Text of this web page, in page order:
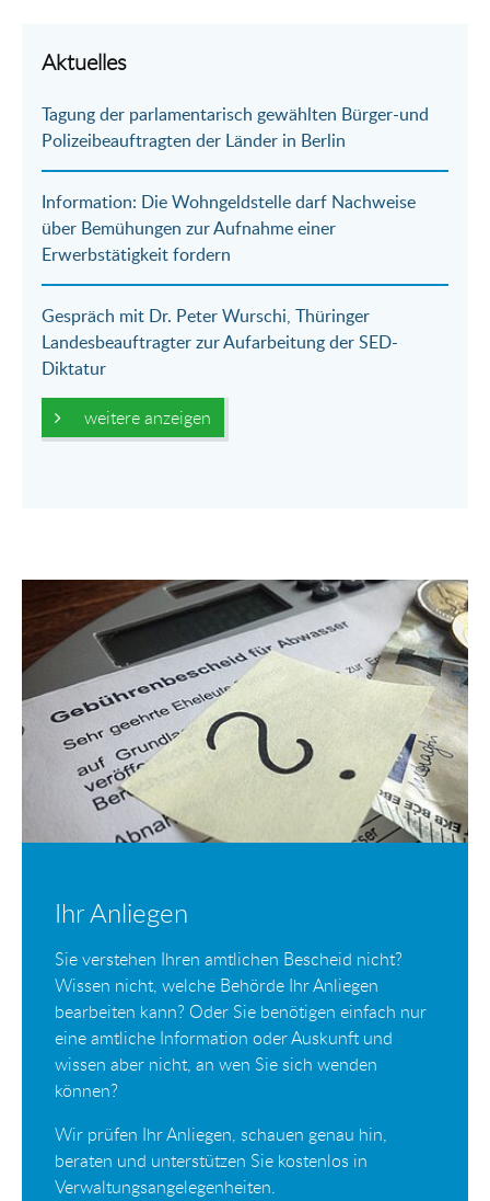
per
Mail
auf
Aktuelles
Tagung der parlamentarisch gewählten Bürger-und
Polizeibeauftragten der Länder in Berlin
Information: Die Wohngeldstelle darf Nachweise
über Bemühungen zur Aufnahme einer
Erwerbstätigkeit fordern
Gespräch mit Dr. Peter Wurschi, Thüringer
Landesbeauftragter zur Aufarbeitung der SED-
Diktatur
weitere anzeigen
Ihr Anliegen
Sie verstehen Ihren amtlichen Bescheid nicht?
Wissen nicht, welche Behörde Ihr Anliegen
bearbeiten kann? Oder Sie benötigen einfach nur
eine amtliche Information oder Auskunft und
wissen aber nicht, an wen Sie sich wenden
können?
Wir prüfen Ihr Anliegen, schauen genau hin,
beraten und unterstützen Sie kostenlos in
Verwaltungsangelegenheiten.